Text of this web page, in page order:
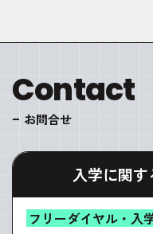
Contact
お問合せ
入学に関
フリーダイヤル・入